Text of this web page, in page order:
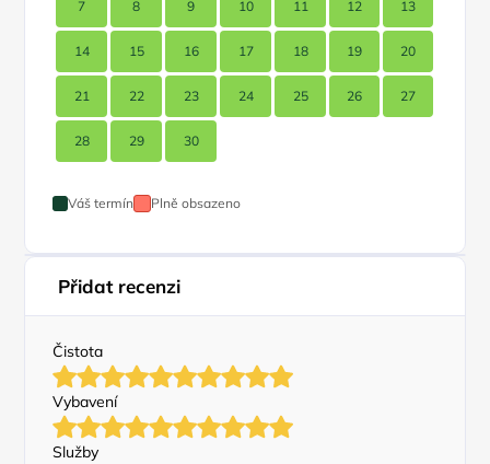
7 8 9 10 11 12 13
14 15 16 17 18 19 20
21 22 23 24 25 26 27
28 29 30
Váš termín Plně obsazeno
Přidat recenzi
Čistota
Vybavení
Služby